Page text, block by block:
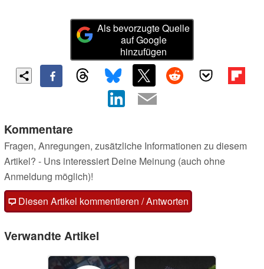
Als bevorzugte Quelle
auf Google
hinzufügen
Kommentare
Fragen, Anregungen, zusätzliche Informationen zu diesem
Artikel? - Uns interessiert Deine Meinung (auch ohne
Anmeldung möglich)!
Diesen Artikel kommentieren / Antworten
Verwandte Artikel